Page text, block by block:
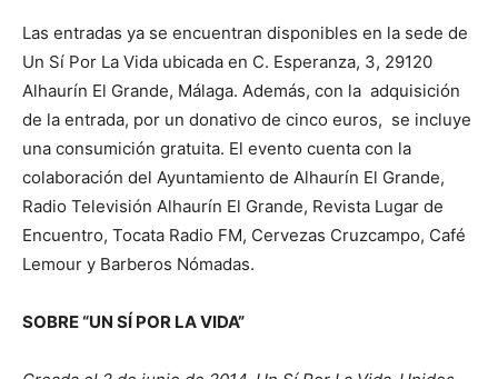
Las entradas ya se encuentran disponibles en la sede de
Un Sí Por La Vida ubicada en C. Esperanza, 3, 29120
Alhaurín El Grande, Málaga. Además, con la adquisición
de la entrada, por un donativo de cinco euros, se incluye
una consumición gratuita. El evento cuenta con la
colaboración del Ayuntamiento de Alhaurín El Grande,
Radio Televisión Alhaurín El Grande, Revista Lugar de
Encuentro, Tocata Radio FM, Cervezas Cruzcampo, Café
Lemour y Barberos Nómadas.
SOBRE “UN SÍ POR LA VIDA”